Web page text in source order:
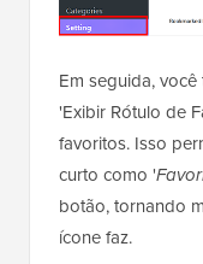
Em seguida,
'Exibir Rótulo de
favoritos. Isso
curto como '
botão, tornando
ícone faz.